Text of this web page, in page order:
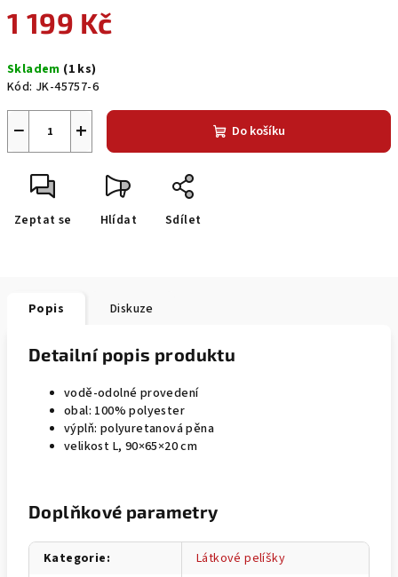
1 199 Kč
cena:
Skladem (1 ks)
Kód: JK-45757-6
+
− Do košíku
Zeptat se Hlídat Sdílet
A
Popis Diskuze
Detailní popis produktu
vodě-odolné provedení
obal: 100% polyester
výplň: polyuretanová pěna
velikost L, 90×65×20 cm
Doplňkové parametry
Kategorie: Látkové pelíšky